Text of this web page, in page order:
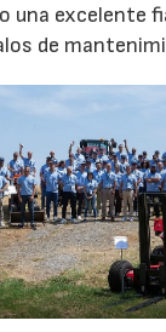
una excelente
de